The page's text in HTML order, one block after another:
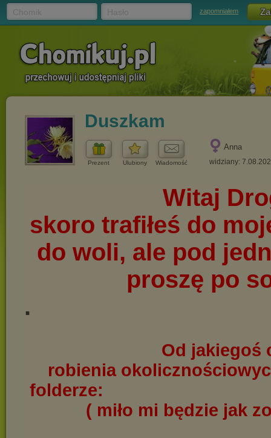
zapomniałem
Duszkam
Prezent Ulubiony Wiadomość
Anna
widziany: